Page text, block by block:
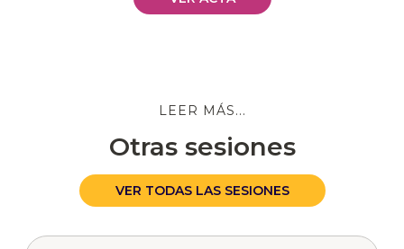
LEER MÁS...
Otras sesiones
VER TODAS LAS SESIONES